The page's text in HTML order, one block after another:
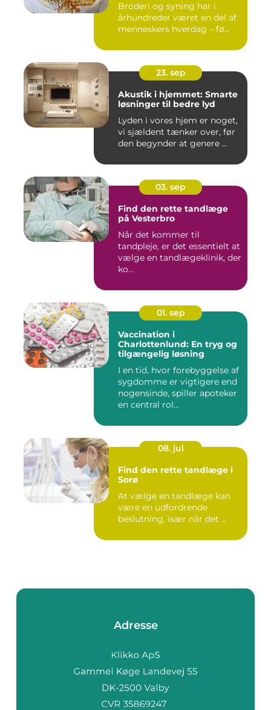
Broderi og syning har i
århundreder været en del af
menneskers hverdag – fø...
23. sep
Akustik i hjemmet: Smarte
løsninger til bedre lyd
Lyden i vores hjem er noget,
vi sjældent tænker over, før
den begynder at genere ...
03. sep
Find den rette tandlæge
på Vesterbro
Når det kommer til
tandpleje, er det essentielt at
vælge en tandlægeklinik, der
ko...
01. sep
Vaccination i
Charlottenlund: En tryg og
tilgængelig løsning
I en tid, hvor forebyggelse af
sygdomme er vigtigere end
nogensinde, spiller apoteker
en central rol...
08. jul
Find den rette tandlæge i
Sorø
At vælge en tandlæge kan
være en udfordrende
beslutning, især når det ...
Adresse